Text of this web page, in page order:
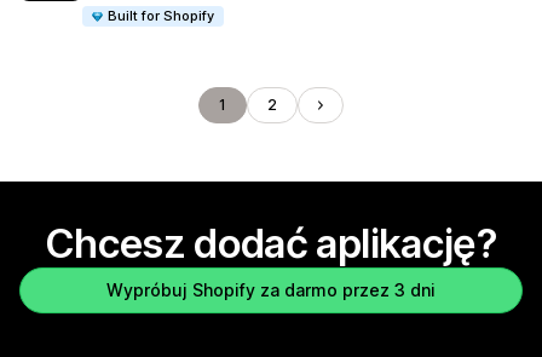
Built for Shopify
1 2
Chcesz dodać aplikację?
Wypróbuj Shopify za darmo przez 3 dni